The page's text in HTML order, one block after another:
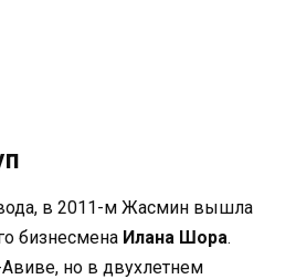
в 2011-м Жасмин вышла
бизнесмена Илана Шора.
но в двухлетнем